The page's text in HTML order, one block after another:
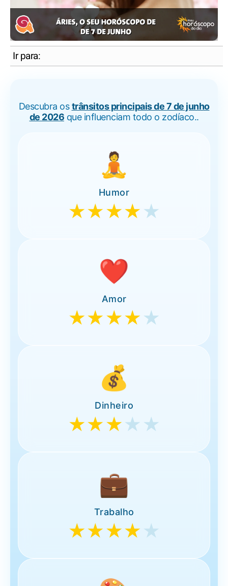
Ir para:
Descubra ostrânsitos principais de 7 de junho
de 2026 que influenciam todo o zodíaco..
🧘
Humor
★★★★★
❤️
Amor
★★★★★
💰
Dinheiro
★★★★★
💼
Trabalho
★★★★ ★